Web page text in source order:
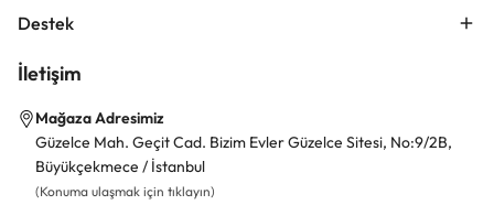
Destek
İletişim
Mağaza Adresimiz
Güzelce Mah. Geçit Cad. Bizim Evler Güzelce Sitesi, No:9/2B,
Büyükçekmece / İstanbul
(Konuma ulaşmak için tıklayın)